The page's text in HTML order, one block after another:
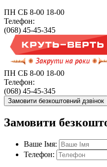
ПН СБ 8-00 18-00
Телефон:
(068) 45-45-345
ПН СБ 8-00 18-00
Телефон:
(068) 45-45-345
Замовити безкоштовний дзвінок
Замовити
Ваше Імя:
Телефон: